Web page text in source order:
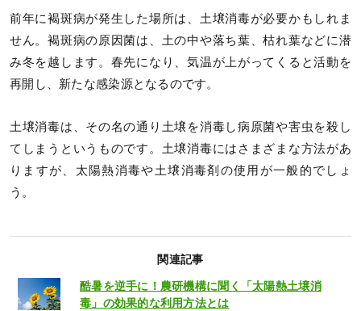
前年に褐斑病が発生した場所は、土壌消毒が必要かもしれま
せん。褐斑病の原因菌は、土の中や落ち葉、枯れ葉などに潜
み冬を越します。春先になり、気温が上がってくると活動を
再開し、新たな感染源となるのです。
土壌消毒は、その名の通り土壌を消毒し病原菌や害虫を殺し
てしまうというものです。土壌消毒にはさまざまな方法があ
りますが、太陽熱消毒や土壌消毒剤の使用が一般的でしょ
う。
関連記事
酷暑を逆手に！農研機構に聞く「太陽熱土壌消
毒」の効果的な利用方法とは